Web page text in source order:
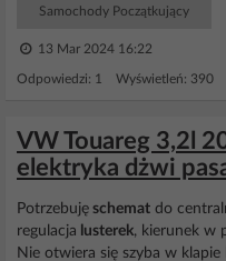
Samochody Początkujący
13 Mar 2024 16:22
Odpowiedzi: 1 Wyświetleń: 390
VW Touareg 3,2l
elektryka dżwi
Potrzebuję schemat do
regulacja lusterek, kierunek w
Nie otwiera się szyba w